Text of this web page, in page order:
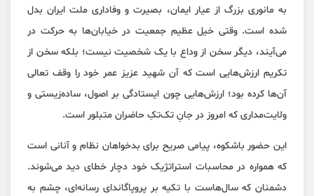
به مانوری بزرگ از عیار ایمان، بصیرت و وفاداری ملت ایران بدل
شده است. وقتی خیل عظیم جمعیت در خیابان‌ها به حرکت در
می‌آیند، دیگر سخن از وداع با یک شخصیت نیست؛ بلکه سخن از
تکریم ارزش‌هایی است که آن شهید عزیز عمر خود را وقف تعالی
آن‌ها کرده بود؛ ارزش‌هایی چون ایستادگی بر اصول، ساده‌زیستی و
ولایت‌مداری که امروز در جانِ تک‌تکِ حاضران متبلور است.
این حضور باشکوه، پیامی صریح برای بدخواهان نظام و آنانی است
که همواره در محاسبات استراتژیک خود دچار خطای دید می‌شوند.
دشمنان که سال‌هاست با تکیه بر پروپاگاندای رسانه‌ای، چشم به